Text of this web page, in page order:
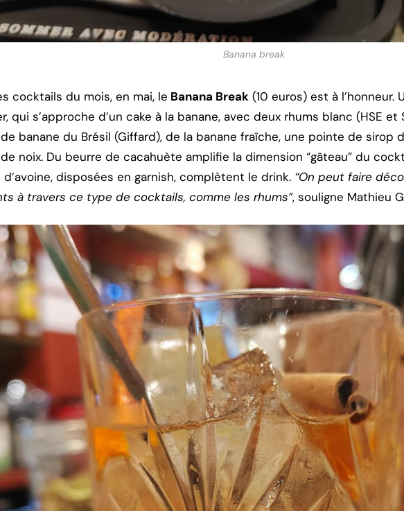
Banana break
cocktails du mois, en mai, le Banana Break (10 euros) est à
qui s’approche d’un cake à la banane, avec deux rhums blanc (HSE et
banane du Brésil (Giffard), de la banane fraîche, une pointe de sirop
noix. Du beurre de cacahuète amplifie la dimension “gâteau” du
disposées en garnish, complètent le drink. “On peut faire
à travers ce type de cocktails, comme les rhums”, souligne Mathieu